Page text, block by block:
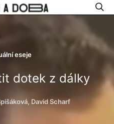
eseje
dotek z dálky
David Scharf